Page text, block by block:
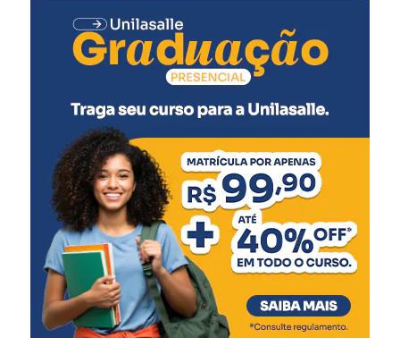
“O turismo movimenta
restaurantes, hotelaria,
comércio, serviços, cultura
e eventos. Esse encontro
mostra que existe
disposição para construir
uma agenda comum e olhar
para Canoas com
criatividade e visão de
futuro. É dessa união que
surgem os avanços